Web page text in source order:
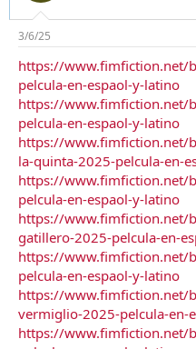
s
t
a
r
t
e
r
i
3/6/25
https://www.fimfiction.net/
pelcula-en-espaol-y-latino
https://www.fimfiction.net/
pelcula-en-espaol-y-latino
https://www.fimfiction.net/
la-quinta-2025-pelcula-en-
https://www.fimfiction.net/
pelcula-en-espaol-y-latino
https://www.fimfiction.net/
gatillero-2025-pelcula-en-
https://www.fimfiction.net/
pelcula-en-espaol-y-latino
https://www.fimfiction.net/
vermiglio-2025-pelcula-en-
https://www.fimfiction.net/